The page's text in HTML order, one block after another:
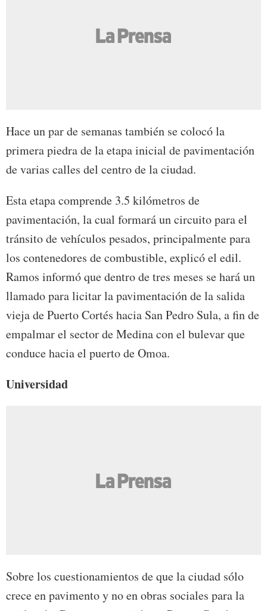
Hace un par de semanas también se colocó la
primera piedra de la etapa inicial de pavimentación
de varias calles del centro de la ciudad.
Esta etapa comprende 3.5 kilómetros de
pavimentación, la cual formará un circuito para el
tránsito de vehículos pesados, principalmente para
los contenedores de combustible, explicó el edil.
Ramos informó que dentro de tres meses se hará un
llamado para licitar la pavimentación de la salida
vieja de Puerto Cortés hacia San Pedro Sula, a fin de
empalmar el sector de Medina con el bulevar que
conduce hacia el puerto de Omoa.
Universidad
Sobre los cuestionamientos de que la ciudad sólo
crece en pavimento y no en obras sociales para la